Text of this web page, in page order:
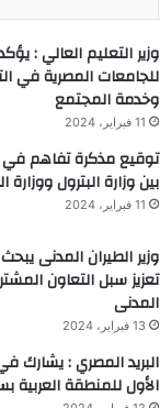
وزير التعليم العالي :
للجامعات المصرية في
وخدمة المجتمع
11 فبراير، 2024
توقيع مذكرة تفاهم في
بين وزارة البترول ووزارة
11 فبراير، 2024
وزير الطيران المدنى
تعزيز سبل التعاون
المدنى
13 فبراير، 2024
البريد المصري : يشارك
الأول للمنطقة العربية